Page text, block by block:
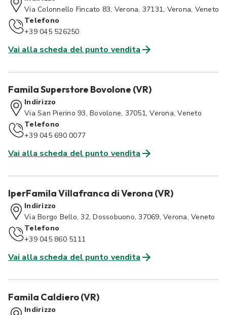
Via Colonnello Fincato 83, Verona, 37131, Verona, Veneto
Telefono
+39 045 526250
Vai alla scheda del punto vendita
Famila Superstore Bovolone (VR)
Indirizzo
Via San Pierino 93, Bovolone, 37051, Verona, Veneto
Telefono
+39 045 690 0077
Vai alla scheda del punto vendita
IperFamila Villafranca di Verona (VR)
Indirizzo
Via Borgo Bello, 32, Dossobuono, 37069, Verona, Veneto
Telefono
+39 045 860 5111
Vai alla scheda del punto vendita
Famila Caldiero (VR)
Indirizzo